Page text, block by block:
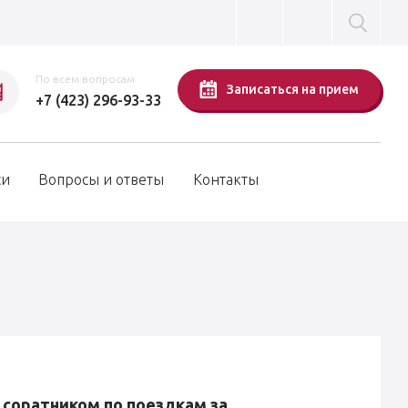
По всем вопросам
+7 (423) 296-93-33
Записаться на прием
Вопросы и ответы Контакты
по поездкам за